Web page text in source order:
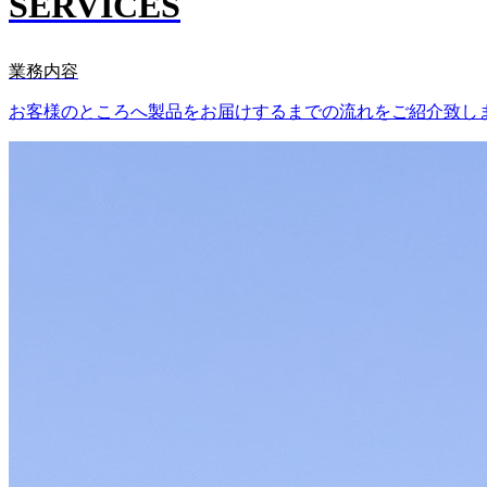
業務内容
お客様のところへ製品をお届けするまでの流れをご紹介致し